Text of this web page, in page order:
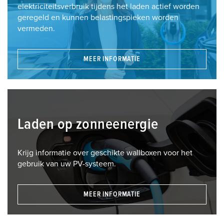
elektriciteitsverbruik tijdens het laden actief worden
geregeld en kunnen belastingspieken worden
vermeden.
MEER INFORMATIE
Laden op zonneenergie
Krijg informatie over geschikte wallboxen voor het
gebruik van uw PV-systeem.
MEER INFORMATIE